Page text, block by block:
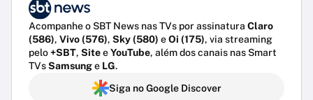
Acompanhe o SBT News nas TVs por assinatura Claro
(586), Vivo (576), Sky (580) eOi (175), via streaming
pelo+SBT, SiteeYouTube, além dos canais nas Smart
TVsSamsunge LG.
Siga no Google Discover